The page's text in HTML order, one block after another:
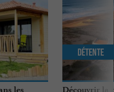
les
Découvrir la
Détente